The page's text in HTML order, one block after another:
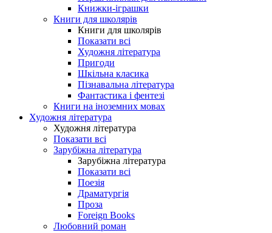
Книжки-іграшки
Книги для школярів
Книги для школярів
Показати всі
Художня література
Пригоди
Шкільна класика
Пізнавальна література
Фантастика і фентезі
Книги на іноземних мовах
Художня література
Художня література
Показати всі
Зарубіжна література
Зарубіжна література
Показати всі
Поезія
Драматургія
Проза
Foreign Books
Любовний роман